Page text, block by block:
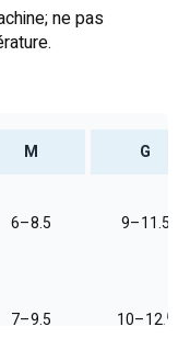
ne pas
M G
6–8.5 9–11.5
7–9.5 10–12.5